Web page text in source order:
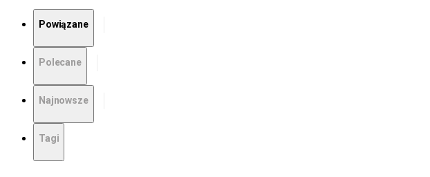
Powiązane
Polecane
Najnowsze
Tagi